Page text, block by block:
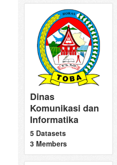
Dinas
Komunikasi dan
Informatika
5 Datasets
3 Members